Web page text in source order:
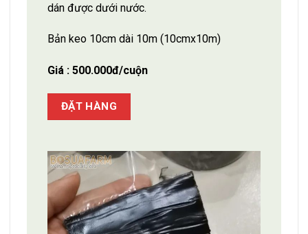
dán được dưới nước.
Bản keo 10cm dài 10m (10cmx10m)
Giá : 500.000đ/cuộn
ĐẶT HÀNG